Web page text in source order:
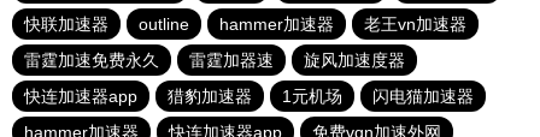
快联加速器
outline hammer加速器
老王vn加速器
雷霆加速免费永久
雷霆加器速
旋风加速度器
快连加速器app
猎豹加速器 1元机场
闪电猫加速器
hammer加速器
快连加速器app 免费vqn加速外网